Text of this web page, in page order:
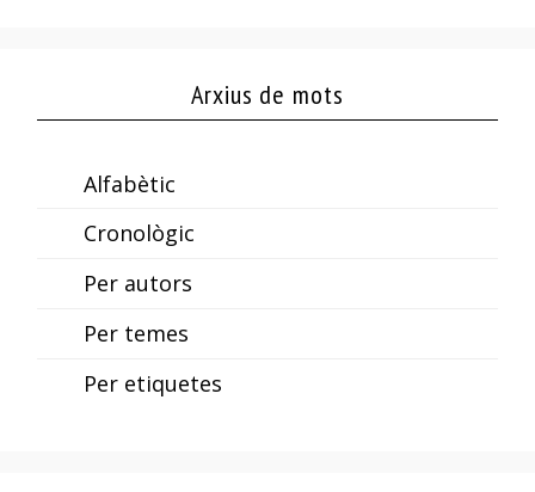
Arxius de mots
Alfabètic
Cronològic
Per autors
Per temes
Per etiquetes